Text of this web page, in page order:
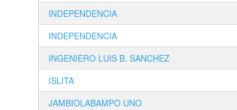
INDEPENDENCIA
INDEPENDENCIA
INGENIERO LUIS B. SANCHEZ
ISLITA
JAMBIOLABAMPO UNO